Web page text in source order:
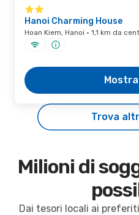
Hanoi Charming House
Hoan Kiem, Hanoi · 1,1 km da
Trova
Milioni di
Dai tesori locali ai